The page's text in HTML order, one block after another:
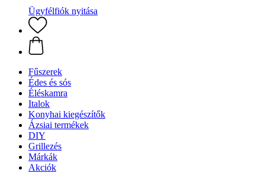
Ügyfélfiók nyitása
Fűszerek
Édes és sós
Éléskamra
Italok
Konyhai kiegészítők
Ázsiai termékek
DIY
Grillezés
Márkák
Akciók